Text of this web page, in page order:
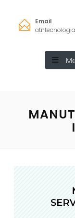
Email